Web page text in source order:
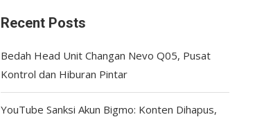
Recent Posts
Bedah Head Unit Changan Nevo Q05, Pusat
Kontrol dan Hiburan Pintar
YouTube Sanksi Akun Bigmo: Konten Dihapus,